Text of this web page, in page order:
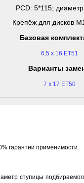
PCD: 5*115;
Крепёж для дисков
Базовая
6,5 x 16 ET51
Варианты
7 x 17 ET50
гарантии применимости.
ступицы